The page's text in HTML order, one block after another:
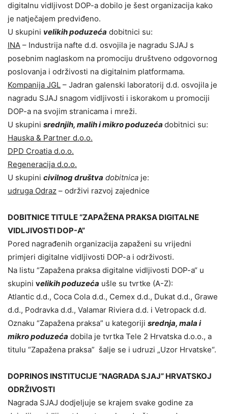
digitalnu vidljivost DOP-a dobilo je šest organizacija kako
je natječajem predviđeno.
U skupini velikih poduzeća dobitnici su:
INA – Industrija nafte d.d. osvojila je nagradu SJAJ s
posebnim naglaskom na promociju društveno odgovornog
poslovanja i održivosti na digitalnim platformama.
Kompanija JGL – Jadran galenski laboratorij d.d. osvojila je
nagradu SJAJ snagom vidljivosti i iskorakom u promociji
DOP-a na svojim stranicama i mreži.
U skupini srednjih, malih i mikro poduzeća dobitnici su:
Hauska & Partner d.o.o.
DPD Croatia d.o.o.
Regeneracija d.o.o.
U skupini civilnog društva dobitnica je:
udruga Odraz – održivi razvoj zajednice
DOBITNICE TITULE“ZAPAŽENA PRAKSA DIGITALNE
VIDLJIVOSTI DOP-A”
Pored nagrađenih organizacija zapaženi su vrijedni
primjeri digitalne vidljivosti DOP-a i održivosti.
Na listu “Zapažena praksa digitalne vidljivosti DOP-a“ u
skupini velikih poduzeća ušle su tvrtke (A-Z):
Atlantic d.d., Coca Cola d.d., Cemex d.d., Dukat d.d., Grawe
d.d., Podravka d.d., Valamar Riviera d.d. i Vetropack d.d.
Oznaku “Zapažena praksa” u kategoriji srednja, mala i
mikro poduzeća dobila je tvrtka Tele 2 Hrvatska d.o.o., a
titulu “Zapažena praksa” šalje se i udruzi „Uzor Hrvatske“.
DOPRINOS INSTITUCIJE “NAGRADA SJAJ” HRVATSKOJ
ODRŽIVOSTI
Nagrada SJAJ dodjeljuje se krajem svake godine za